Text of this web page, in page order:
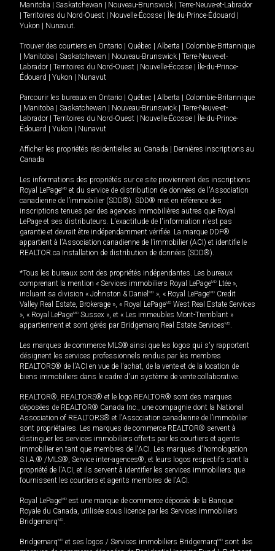
Manitoba
Saskatchewan Nouveau-Brunswick
Terre-Neuve-et-Labrador
Territoires du Nord-Ouest Nouvelle-Écosse Île-du-Prince-Édouard
Yukon
Nunavut.
Trouver des courtiers en Ontario Québec Alberta
Colombie-Britannique
Manitoba Saskatchewan Nouveau-Brunswick
Terre-Neuve-et-
Labrador
Territoires du Nord-Ouest Nouvelle-Écosse
Île-du-Prince-
Édouard
Yukon Nunavut
Parcourir les bureaux en Ontario Québec Alberta
Colombie-Britannique
Manitoba Saskatchewan Nouveau-Brunswick
Terre-Neuve-et-
Labrador
Territoires du Nord-Ouest Nouvelle-Écosse
Île-du-Prince-
Édouard
Yukon Nunavut
Afficher les propriétés résidentielles au Canada
Dernières inscriptions au
Canada
Les informations des propriétés sur ce site proviennent des inscriptions
Royal LePageMD et du service de distribution de données de l'Association
canadienne de l’immobilier (SDD®). SDD® met en référence des
inscriptions tenues par des agences immobilières autres que Royal
LePage et ses distributeurs. L'exactitude de l'information n'est pas
garantie et devrait être indépendamment vérifiée. La marque DDF®
appartient à l'Association canadienne de l’immobilier (ACI) et identifie le
REALTOR.ca Installation de distribution de données (SDD®).
*Tous les bureaux sont des propriétés indépendantes. Les bureaux
comprenant la mention « Services immobiliers Royal LePageMD Ltée »,
incluant sa division « Johnston & Daniel MD », « Royal LePageMD Credit
Valley Real Estate, Brokerage », « Royal LePageMD West Real Estate Services
», « Royal LePageMD Sussex », et « Les immeubles Mont-Tremblant »
appartiennent et sont gérés par Bridgemarq Real Estate ServicesMD.
Les marques de commerce MLS® ainsi que les logos qui s'y rapportent
désignent les services professionnels rendus par les membres
REALTORS® de l'ACI en vue de l'achat, de la vente et de la location de
biens immobiliers dans le cadre d'un système de vente collaborative.
REALTOR®, REALTORS® et le logo REALTOR® sont des marques
déposées de REALTOR® Canada Inc., une compagnie dont la National
Association of REALTORS® et l'Association canadienne de l’immobilier
sont propriétaires. Les marques de commerce REALTOR® servent à
distinguer les services immobiliers offerts par les courtiers et agents
immobilier en tant que membres de l'ACI. Les marques d'homologation
S.I.A.® /MLS®, Service inter-agences®, et leurs logos respectifs sont la
propriété de l'ACI, et ils servent à identifier les services immobiliers que
fournissent les courtiers et agents membres de l'ACI.
Royal LePageMD est une marque de commerce déposée de la Banque
Royale du Canada, utilisée sous licence par les Services immobiliers
BridgemarqMD.
BridgemarqMD et ses logos / Services immobiliers BridgemarqMD sont des